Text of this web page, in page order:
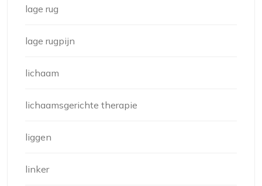
lage rug
lage rugpijn
lichaam
lichaamsgerichte therapie
liggen
linker